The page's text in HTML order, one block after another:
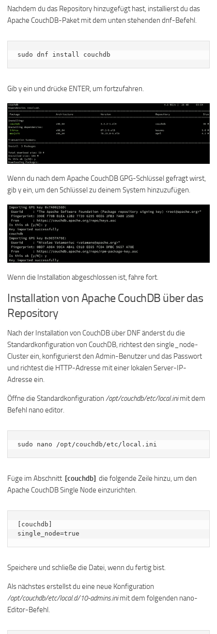
Nachdem du das Repository hinzugefügt hast, installierst du das
Apache CouchDB-Paket mit dem unten stehenden dnf-Befehl.
sudo dnf install couchdb
Gib y ein und drücke ENTER, um fortzufahren.
Wenn du nach dem Apache CouchDB GPG-Schlüssel gefragt wirst,
gib y ein, um den Schlüssel zu deinem System hinzuzufügen.
Wenn die Installation abgeschlossen ist, fahre fort.
Installation von Apache CouchDB über das
Repository
Nach der Installation von CouchDB über DNF änderst du die
Standardkonfiguration von CouchDB, richtest den single_node-
Cluster ein, konfigurierst den Admin-Benutzer und das Passwort
und richtest die HTTP-Adresse mit einer lokalen Server-IP-
Adresse ein.
Öffne die Standardkonfiguration /opt/couchdb/etc/local.inimit dem
Befehl nano editor.
sudo nano /opt/couchdb/etc/local.ini
Füge im Abschnitt ‚ [couchdb] ‚ die folgende Zeile hinzu, um den
Apache CouchDB Single Node einzurichten.
[couchdb]
single_node=true
Speichere und schließe die Datei, wenn du fertig bist.
Als nächstes erstellst du eine neue Konfiguration
/opt/couchdb/etc/local.d/10-admins.inimit dem folgenden nano-
Editor-Befehl.